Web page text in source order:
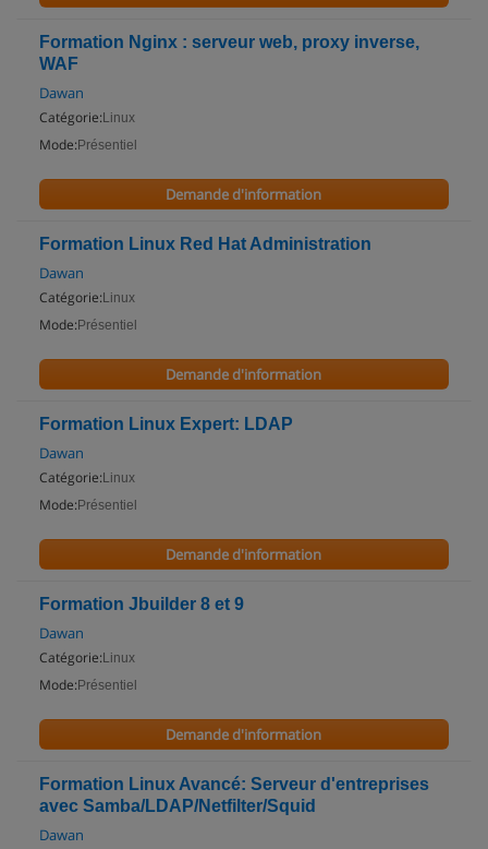
Formation Nginx : serveur web, proxy inverse,
WAF
Dawan
Catégorie: Linux
Mode: Présentiel
Demande d'information
Formation Linux Red Hat Administration
Dawan
Catégorie: Linux
Mode: Présentiel
Demande d'information
Formation Linux Expert: LDAP
Dawan
Catégorie: Linux
Mode: Présentiel
Demande d'information
Formation Jbuilder 8 et 9
Dawan
Catégorie: Linux
Mode: Présentiel
Demande d'information
Formation Linux Avancé: Serveur d'entreprises
avec Samba/LDAP/Netfilter/Squid
Dawan